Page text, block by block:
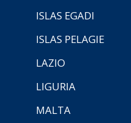
ISLAS EGADI
ISLAS PELAGIE
LAZIO
LIGURIA
MALTA